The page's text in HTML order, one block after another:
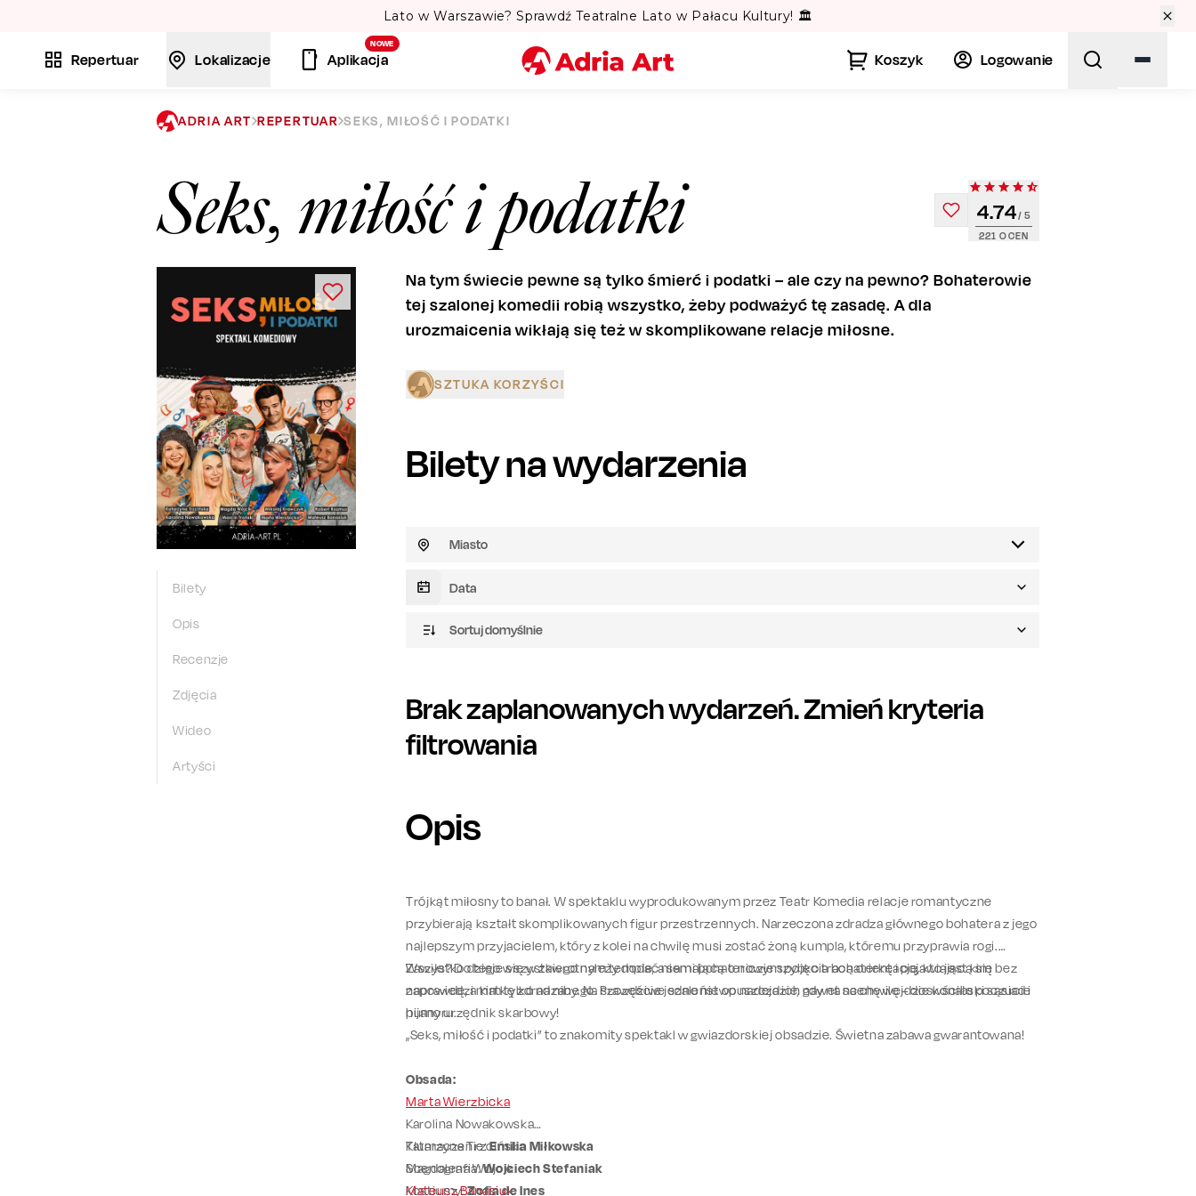
Lato w Warszawie? Sprawdź Teatralne Lato w Pałacu Kultury! 🏛️
Repertuar Lokalizacje
NOWE
Aplikacja Koszyk Logowanie
Szukaj
ADRIA ART REPERTUAR SEKS, MIŁOŚĆ I PODATKI
Seks, miłość i podatki 4.74/ 5
221 OCEN
Bilety
Opis
Recenzje
Zdjęcia
Wideo
Artyści
Na tym świecie pewne są tylko śmierć i podatki – ale czy na pewno? Bohaterowie
tej szalonej komedii robią wszystko, żeby podważyć tę zasadę. A dla
urozmaicenia wikłają się też w skomplikowane relacje miłosne.
SZTUKA KORZYŚCI
Bilety na wydarzenia
Miasto
Sortuj domyślnie
Brak zaplanowanych wydarzeń. Zmień kryteria
filtrowania
Opis
Trójkąt miłosny to banał. W spektaklu wyprodukowanym przez Teatr Komedia relacje romantyczne
przybierają kształt skomplikowanych figur przestrzennych. Narzeczona zdradza głównego bohatera z jego
najlepszym przyjacielem, który z kolei na chwilę musi zostać żoną kumpla, któremu przyprawia rogi.
Zawiłe? Do tego wszystkiego należy dodać niemającą o niczym pojęcia bohaterkę i pojawiającą się bez
zapowiedzi matkę zdradzanego. Prawdziwe szaleństwo nadejdzie, gdy na scenę wejdzie wścibski sąsiad i
pijany urzędnik skarbowy!
Wszystko dzieje się w zawrotnym tempie, a sami bohaterowie szybko tracą orientację, kto jest kim
naprawdę, a kim tylko na niby. Na szczęście jedno nie opuszcza ich nawet na chwilę – doskonałe poczucie
humoru.
„Seks, miłość i podatki” to znakomity spektakl w gwiazdorskiej obsadzie. Świetna zabawa gwarantowana!
Obsada:
Marta Wierzbicka
Karolina Nowakowska
Katarzyna Trzcińska
Magdalena Wójcik
Mateusz Banasiuk
Tłumaczenie:Emilia Miłkowska
Scenografia:Wojciech Stefaniak
Kostiumy:Zofia de Ines